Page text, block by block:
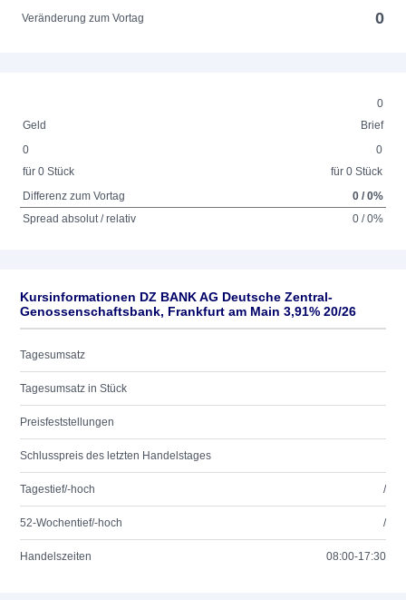
Veränderung zum Vortag 0
0
Geld
Brief
0
für 0 Stück
0
für 0 Stück
Differenz zum Vortag
0 / 0%
Spread absolut / relativ
0 / 0%
Kursinformationen DZ BANK AG Deutsche Zentral-
Genossenschaftsbank, Frankfurt am Main 3,91% 20/26
Tagesumsatz
Tagesumsatz in Stück
Preisfeststellungen
Schlusspreis des letzten Handelstages
Tagestief/-hoch /
52-Wochentief/-hoch /
Handelszeiten 08:00-17:30